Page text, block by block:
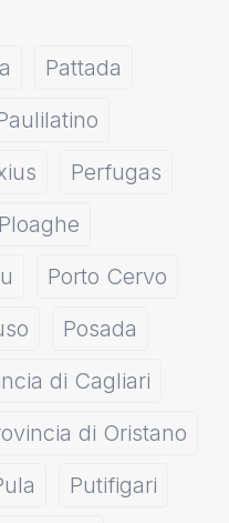
Pattada
Perfugas
Ploaghe
Porto Cervo
Posada
di Cagliari
di Oristano
Putifigari